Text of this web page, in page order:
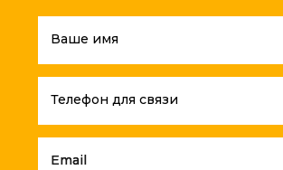
Ваше имя
Телефон для связи
Email